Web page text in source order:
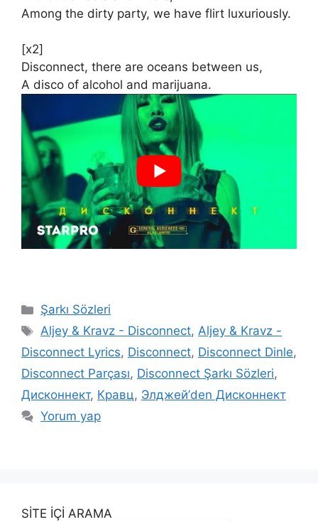
Among the dirty party, we have flirt luxuriously.
[x2]
Disconnect, there are oceans between us,
A disco of alcohol and marijuana.
Kategoriler
Şarkı Sözleri
Etiketler
Aljey & Kravz - Disconnect,Aljey & Kravz -
Disconnect Lyrics, Disconnect, Disconnect Dinle,
Disconnect Parçası, Disconnect Şarkı Sözleri,
Дисконнект, Кравц, Элджей’den Дисконнект
Yorum yap
SİTE İÇİ ARAMA